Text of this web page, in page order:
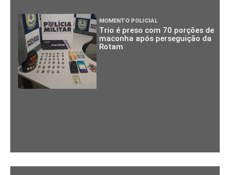
MOMENTO POLICIAL
Trio é preso com 70 porções de
maconha após perseguição da
Rotam